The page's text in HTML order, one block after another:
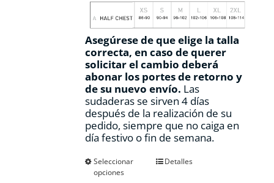
Asegúrese de que elige la talla
correcta, en caso de querer
solicitar el cambio deberá
abonar los portes de retorno y
de su nuevo envío. Las
sudaderas se sirven 4 días
después de la realización de su
pedido, siempre que no caiga en
día festivo o fin de semana.
Seleccionar
opciones
EsteDetalles